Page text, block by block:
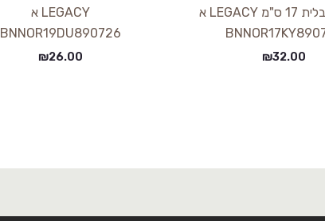
פלטה אובלית 17 ס"מ LEGACY א
₪32.00
LEGACY א
BNNOR19DU890726
₪26.00